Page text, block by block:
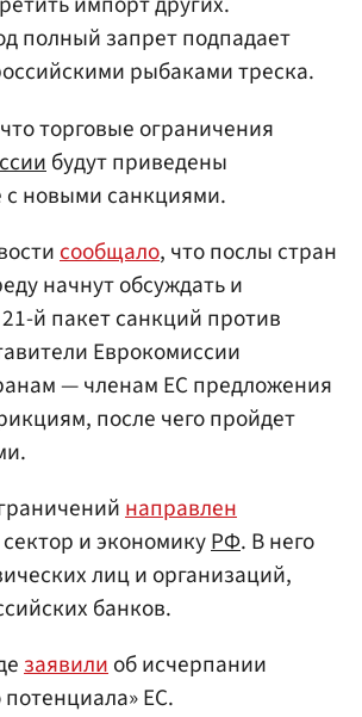
полный запрет подпадает
рыбаками треска.
торговые ограничения
будут приведены
с новыми санкциями.
сообщало, что послы стран
начнут обсуждать и
й пакет санкций против
Еврокомиссии
— членам ЕС предложения
после чего пройдет
направлен
и экономикуРФ. В него
лиц и организаций,
банков.
заявилиоб исчерпании
ЕС.